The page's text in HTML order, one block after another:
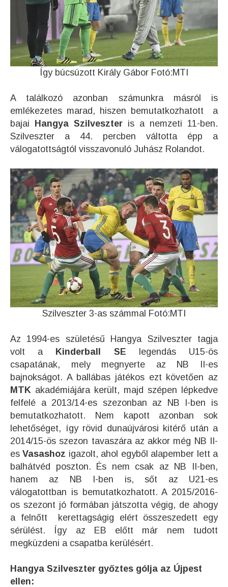
Így búcsúzott Király Gábor Fotó:MTI
A találkozó azonban számunkra másról is
emlékezetes marad, hiszen bemutatkozhatott a
bajai
Hangya Szilveszter is a nemzeti 11-ben.
Szilveszter a 44. percben váltotta épp a
válogatottságtól visszavonuló Juhász Rolandot.
Szilveszter 3-as számmal Fotó:MTI
Az 1994-es születésű Hangya Szilveszter tagja
volt a Kinderball SE legendás U15-ös
csapatának, mely megnyerte az NB II-es
bajnokságot. A ballábas játékos ezt követően az
MTK akadémiájára került, majd szépen lépkedve
felfelé a 2013/14-es szezonban az NB I-ben is
bemutatkozhatott. Nem kapott azonban sok
lehetőséget, így rövid dunaújvárosi kitérő után a
2014/15-ös szezon tavaszára az akkor még NB II-
esVasashoz igazolt, ahol egyből alapember lett a
balhátvéd poszton. És nem csak az NB II-ben,
hanem az NB I-ben is, sőt az U21-es
válogatottban is bemutatkozhatott. A 2015/2016-
os szezont jó formában játszotta végig, de ahogy
a felnőtt kerettagságig elért összeszedett egy
sérülést. Így az EB előtt már nem tudott
megküzdeni a csapatba kerülésért.
Hangya Szilveszter győztes gólja az Újpest
ellen: